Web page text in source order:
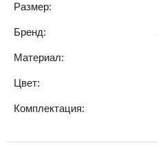
Размер:
Бренд:
Материал:
Цвет:
Комплектация: